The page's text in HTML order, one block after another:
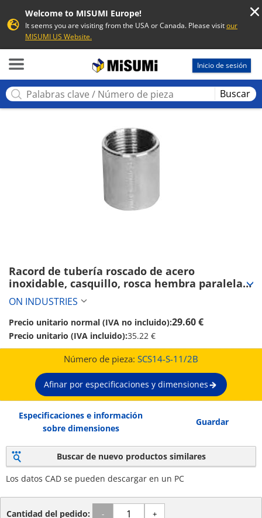
Welcome to MISUMI Europe!
It seems you are visiting from the USA or Canada. Please visitour
MISUMI US Website.
Inicio de sesión
Buscar
Racord de tubería roscado de acero
inoxidable, casquillo, rosca hembra paralela S
(SCS14-S-11/2B)
ON INDUSTRIES
Precio unitario normal (IVA no incluido):29.60 €
Precio unitario (IVA incluido):35.22 €
Número de pieza: SCS14-S-11/2B
Afinar por especificaciones y dimensiones
Especificaciones e información
sobre dimensiones
Guardar
Buscar de nuevo productos similares
Los datos CAD se pueden descargar en un PC
Cantidad del pedido: - +